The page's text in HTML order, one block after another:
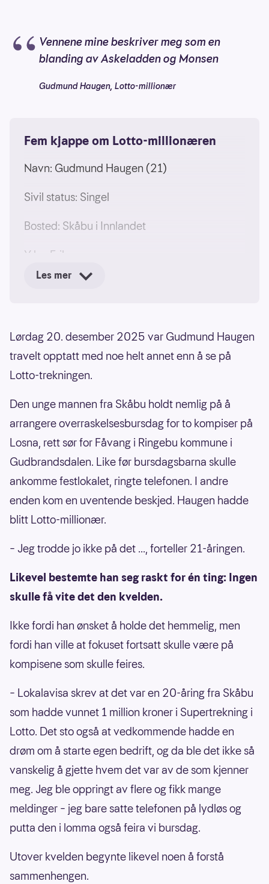
Vennene mine beskriver meg som en
blanding av Askeladden og Monsen
Gudmund Haugen, Lotto-millionær
Fem kjappe om Lotto-millionæren
Navn: Gudmund Haugen (21)
Sivil status: Singel
Bosted: Skåbu i Innlandet
Yrke: Frilanser
Vant: 1 million kroner i Supertrekning i Lotto
Les mer
Lørdag 20. desember 2025 var Gudmund Haugen
travelt opptatt med noe helt annet enn å se på
Lotto-trekningen.
Den unge mannen fra Skåbu holdt nemlig på å
arrangere overraskelsesbursdag for to kompiser på
Losna, rett sør for Fåvang i Ringebu kommune i
Gudbrandsdalen. Like før bursdagsbarna skulle
ankomme festlokalet, ringte telefonen. I andre
enden kom en uventende beskjed. Haugen hadde
blitt Lotto-millionær.
– Jeg trodde jo ikke på det ..., forteller 21-åringen.
Likevel bestemte han seg raskt for én ting: Ingen
skulle få vite det den kvelden.
Ikke fordi han ønsket å holde det hemmelig, men
fordi han ville at fokuset fortsatt skulle være på
kompisene som skulle feires.
– Lokalavisa skrev at det var en 20-åring fra Skåbu
som hadde vunnet 1 million kroner i Supertrekning i
Lotto. Det sto også at vedkommende hadde en
drøm om å starte egen bedrift, og da ble det ikke så
vanskelig å gjette hvem det var av de som kjenner
meg. Jeg ble oppringt av flere og fikk mange
meldinger – jeg bare satte telefonen på lydløs og
putta den i lomma også feira vi bursdag.
Utover kvelden begynte likevel noen å forstå
sammenhengen.